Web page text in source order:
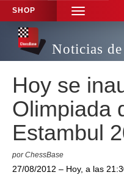
SHOP
TOGGLE
NAVIGATION
Noticias
Hoy se
Olimpiada
Estambul
por ChessBase
27/08/2012 – Hoy, a las